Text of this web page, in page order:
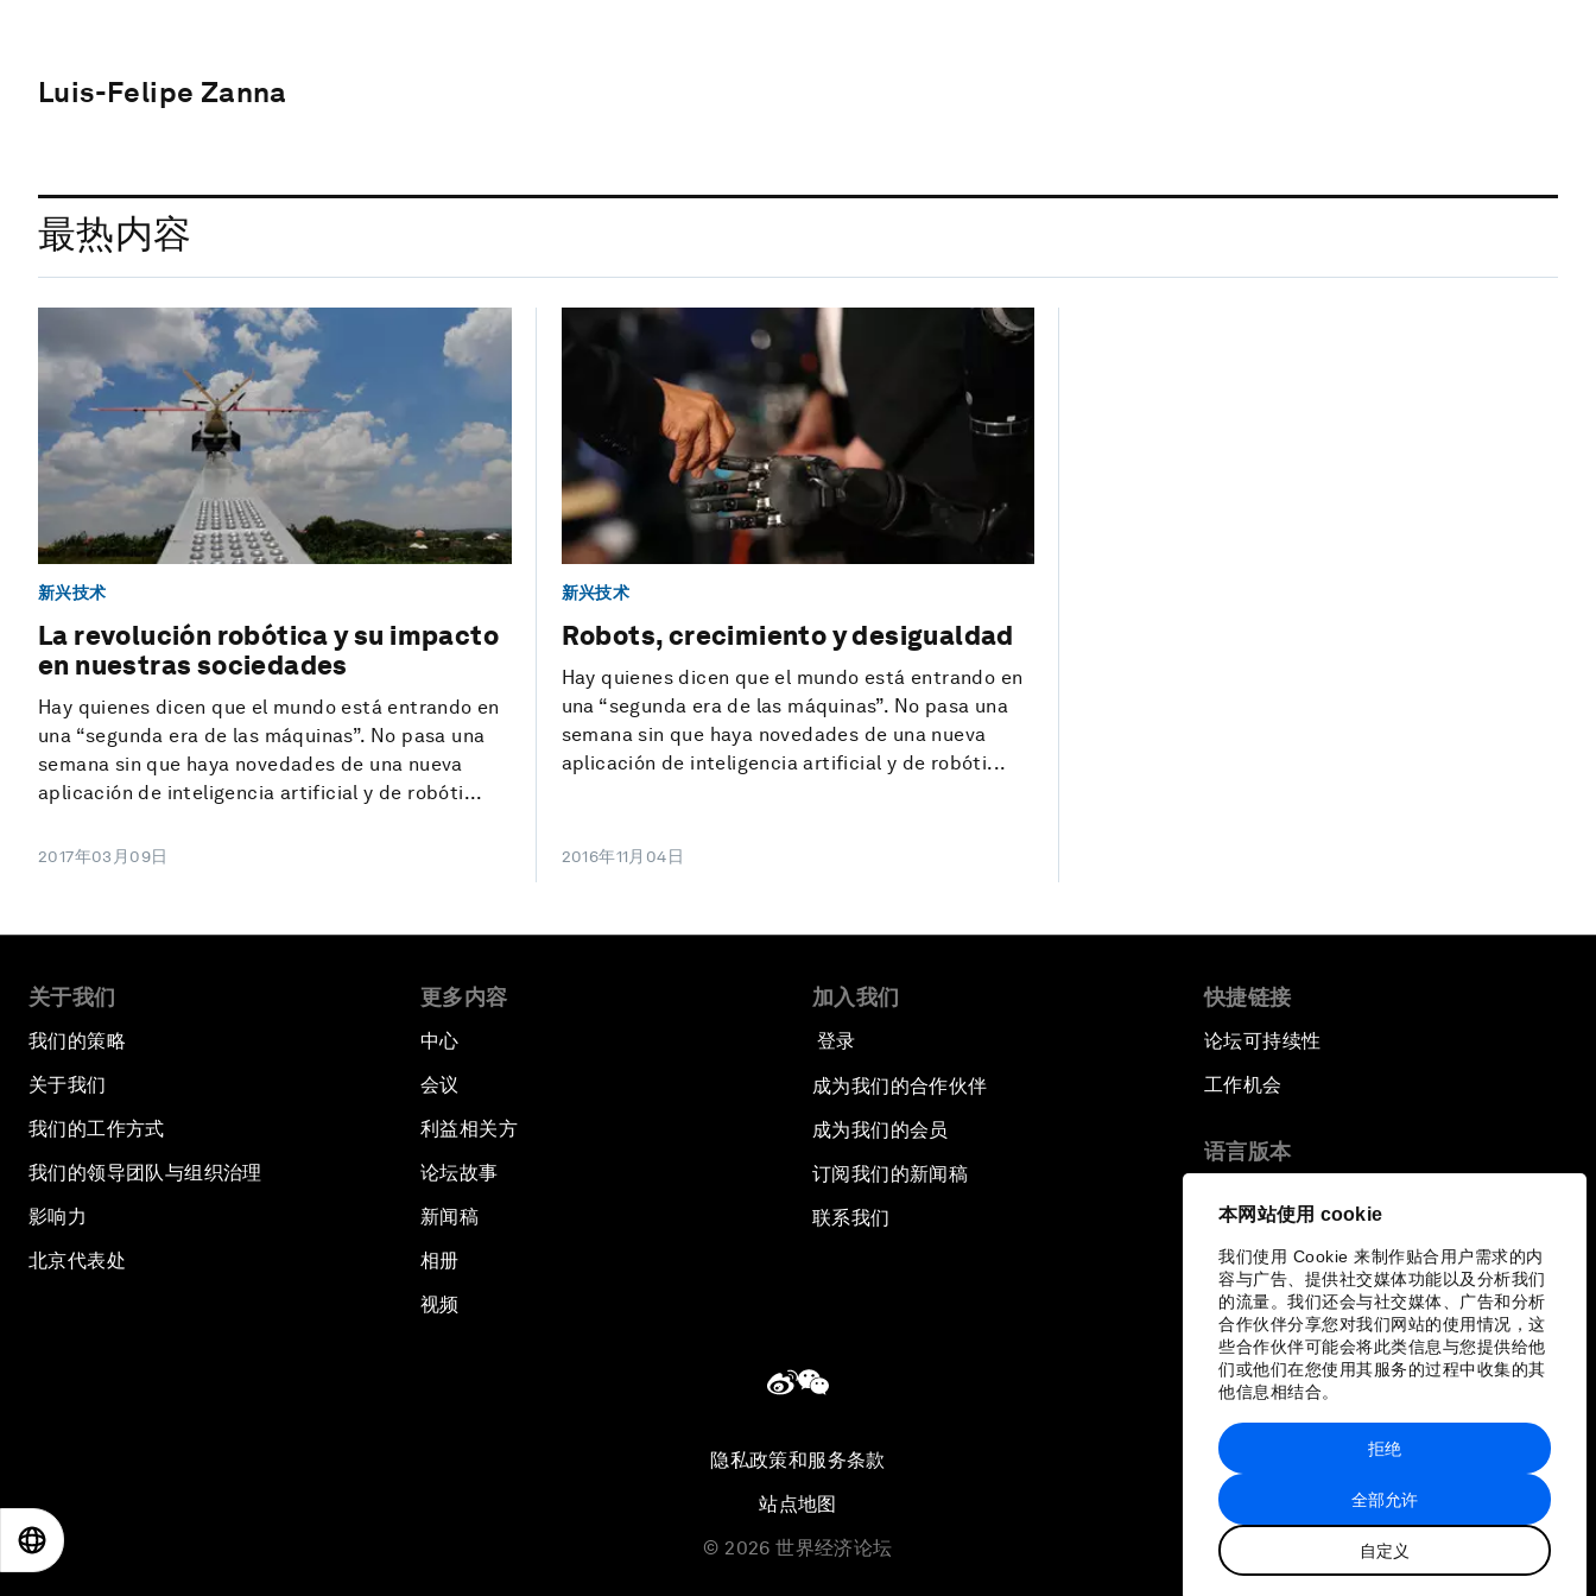
本网站使用 cookie
我们使用 Cookie 来制作贴合用户需求的内
容与广告、提供社交媒体功能以及分析我们
的流量。我们还会与社交媒体、广告和分析
合作伙伴分享您对我们网站的使用情况，这
些合作伙伴可能会将此类信息与您提供给他
们或他们在您使用其服务的过程中收集的其
他信息相结合。
全部允许
自定义
拒绝
Luis-Felipe Zanna
最热内容
新兴技术
La revolución robótica y su impacto
en nuestras sociedades
Hay quienes dicen que el mundo está entrando en
una “segunda era de las máquinas”. No pasa una
semana sin que haya novedades de una nueva
aplicación de inteligencia artificial y de robóti...
2017年03月09日
新兴技术
Robots, crecimiento y desigualdad
Hay quienes dicen que el mundo está entrando en
una “segunda era de las máquinas”. No pasa una
semana sin que haya novedades de una nueva
aplicación de inteligencia artificial y de robóti...
2016年11月04日
关于我们
我们的策略
关于我们
我们的工作方式
我们的领导团队与组织治理
影响力
北京代表处
更多内容
中心
会议
利益相关方
论坛故事
新闻稿
相册
视频
加入我们
登录
成为我们的合作伙伴
成为我们的会员
订阅我们的新闻稿
联系我们
快捷链接
论坛可持续性
工作机会
语言版本
隐私政策和服务条款
站点地图
© 2026 世界经济论坛